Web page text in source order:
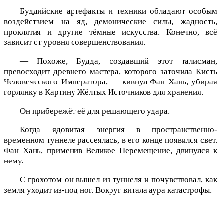
Буддийские артефакты и техники обладают особым
воздействием на яд, демонические силы, жадность,
проклятия и другие тёмные искусства. Конечно, всё
зависит от уровня совершенствования.
— Похоже, Будда, создавший этот талисман,
превосходит древнего мастера, которого заточила Кисть
Человеческого Императора, — кивнул Фан Хань, убирая
горлянку в Картину Жёлтых Источников для хранения.
Он прибережёт её для решающего удара.
Когда ядовитая энергия в пространственно-
временном туннеле рассеялась, в его конце появился свет.
Фан Хань, применив Великое Перемещение, двинулся к
нему.
С грохотом он вышел из туннеля и почувствовал, как
земля уходит из-под ног. Вокруг витала аура катастрофы.